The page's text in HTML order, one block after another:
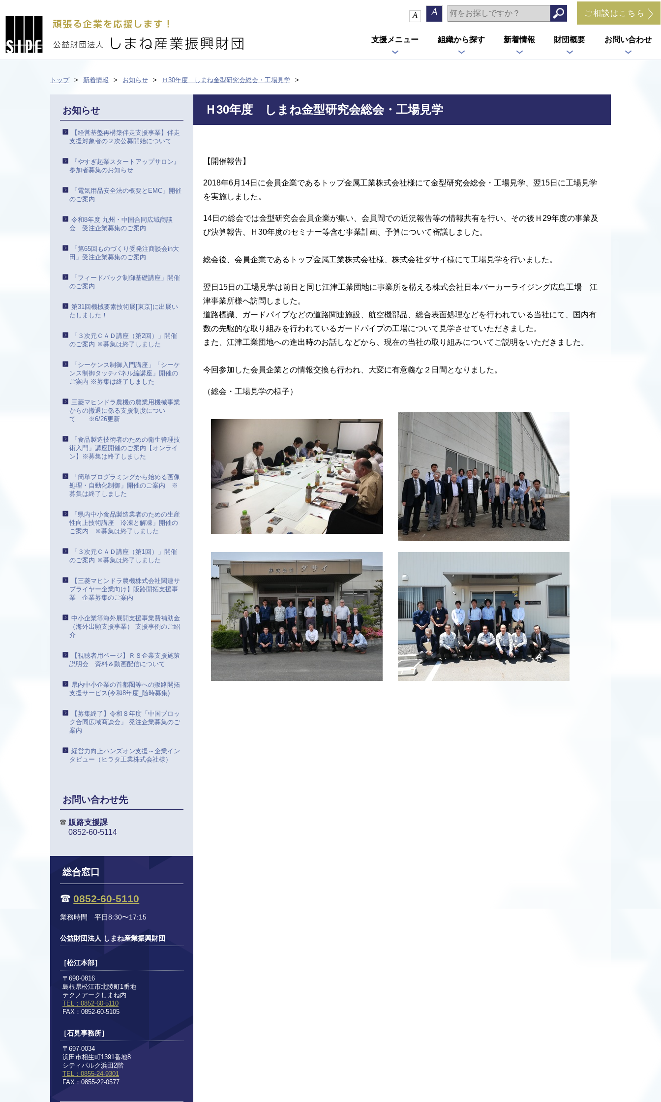
A A ご相談はこちら
支援メニュー 組織から探す 新着情報 財団概要 お問い合わせ
トップ 新着情報 お知らせ Ｈ30年度 しまね金型研究会総会・工場見学
Ｈ30年度 しまね金型研究会総会・工場見学
【開催報告】
2018年6月14日に会員企業であるトップ金属工業株式会社様にて金型研究会総会・工場見学、翌15日に工場見学
を実施しました。
14日の総会では金型研究会会員企業が集い、会員間での近況報告等の情報共有を行い、その後Ｈ29年度の事業及
び決算報告、Ｈ30年度のセミナー等含む事業計画、予算について審議しました。
総会後、会員企業であるトップ金属工業株式会社様、株式会社ダサイ様にて工場見学を行いました。
翌日15日の工場見学は前日と同じ江津工業団地に事業所を構える株式会社日本パーカーライジング広島工場 江
津事業所様へ訪問しました。
道路標識、ガードパイプなどの道路関連施設、航空機部品、総合表面処理などを行われている当社にて、国内有
数の先駆的な取り組みを行われているガードパイプの工場について見学させていただきました。
また、江津工業団地への進出時のお話しなどから、現在の当社の取り組みについてご説明をいただきました。
今回参加した会員企業との情報交換も行われ、大変に有意義な２日間となりました。
（総会・工場見学の様子）
お知らせ
【経営基盤再構築伴走支援事業】伴走
支援対象者の２次公募開始について
『やすぎ起業スタートアップサロン』
参加者募集のお知らせ
「電気用品安全法の概要とEMC」開催
のご案内
令和8年度 九州・中国合同広域商談
会 受注企業募集のご案内
「第65回ものづくり受発注商談会in大
田」受注企業募集のご案内
「フィードバック制御基礎講座」開催
のご案内
第31回機械要素技術展[東京]に出展い
たしました！
「３次元ＣＡＤ講座（第2回）」開催
のご案内 ※募集は終了しました
「シーケンス制御入門講座」「シーケ
ンス制御タッチパネル編講座」開催の
ご案内 ※募集は終了しました
三菱マヒンドラ農機の農業用機械事業
からの撤退に係る支援制度につい
て ※6/26更新
「食品製造技術者のための衛生管理技
術入門」講座開催のご案内【オンライ
ン】※募集は終了しました
「簡単プログラミングから始める画像
処理・自動化制御」開催のご案内 ※
募集は終了しました
「県内中小食品製造業者のための生産
性向上技術講座 冷凍と解凍」開催の
ご案内 ※募集は終了しました
「３次元ＣＡＤ講座（第1回）」開催
のご案内 ※募集は終了しました
【三菱マヒンドラ農機株式会社関連サ
プライヤー企業向け】販路開拓支援事
業 企業募集のご案内
中小企業等海外展開支援事業費補助金
（海外出願支援事業） 支援事例のご紹
介
【視聴者用ページ】Ｒ８企業支援施策
説明会 資料＆動画配信について
県内中小企業の首都圏等への販路開拓
支援サービス(令和8年度_随時募集)
【募集終了】令和８年度「中国ブロッ
ク合同広域商談会」 発注企業募集のご
案内
経営力向上ハンズオン支援～企業イン
タビュー（ヒラタ工業株式会社様）
お問い合わせ先
販路支援課
0852-60-5114
総合窓口
0852-60-5110
業務時間 平日8:30〜17:15
公益財団法人 しまね産業振興財団
［松江本部］
〒690-0816
島根県松江市北陵町1番地
テクノアークしまね内
TEL：0852-60-5110
FAX：0852-60-5105
［石見事務所］
〒697-0034
浜田市相生町1391番地8
シティパルク浜田2階
TEL：0855-24-9301
FAX：0855-22-0577